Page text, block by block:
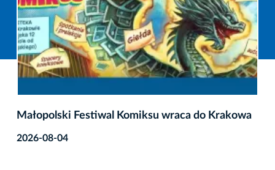
Małopolski Festiwal Komiksu wraca do Krakowa
2026-08-04